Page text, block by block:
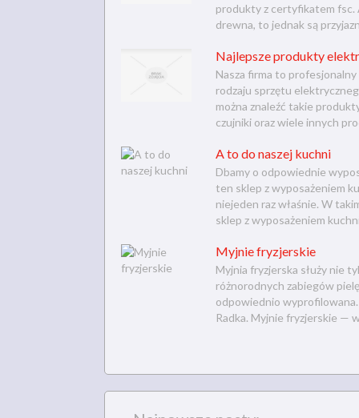
produkty z certyfikatem fsc.
drewna, to jednak są
Najlepsze produkty
Nasza firma to
rodzaju sprzętu
można znaleźć takie
czujniki oraz wiele innych
A to do naszej kuchni
Dbamy o odpowiednie
ten sklep z wyposażeniem
niejeden raz właśnie. W
sklep z wyposażeniem
Myjnie fryzjerskie
Myjnia fryzjerska służy nie
różnorodnych zabiegów
odpowiednio
Radka. Myjnie fryzjerskie —